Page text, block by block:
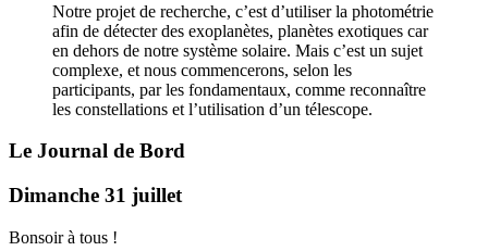
Notre projet de recherche, c’est d’utiliser la photométrie
afin de détecter des exoplanètes, planètes exotiques car
en dehors de notre système solaire. Mais c’est un sujet
complexe, et nous commencerons, selon les
participants, par les fondamentaux, comme reconnaître
les constellations et l’utilisation d’un télescope.
Le Journal de Bord
Dimanche 31 juillet
Bonsoir à tous !